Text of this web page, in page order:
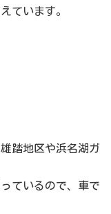
ています。
踏地区や浜名湖ガ
ているので、車で